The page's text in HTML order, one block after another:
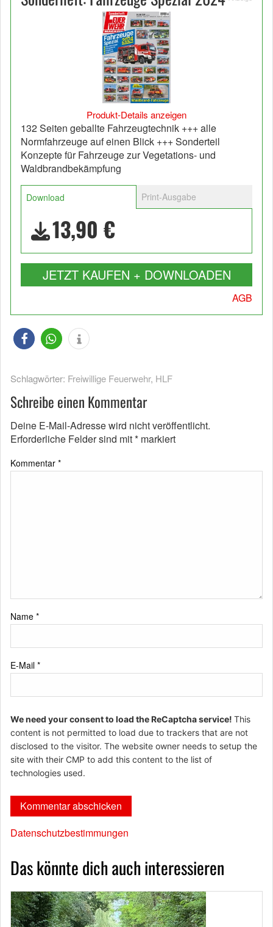
Produkt-Details anzeigen
132 Seiten geballte Fahrzeugtechnik +++ alle
Normfahrzeuge auf einen Blick +++ Sonderteil
Konzepte für Fahrzeuge zur Vegetations- und
Waldbrandbekämpfung
Download Print-Ausgabe
13,90 €
JETZT KAUFEN + DOWNLOADEN
AGB
Schlagwörter: Freiwillige Feuerwehr, HLF
Schreibe einen Kommentar
Deine E-Mail-Adresse wird nicht veröffentlicht.
Erforderliche Felder sind mit* markiert
Kommentar *
Name *
E-Mail *
We need your consent to load the ReCaptcha service! This
content is not permitted to load due to trackers that are not
disclosed to the visitor. The website owner needs to setup the
site with their CMP to add this content to the list of
technologies used.
Datenschutzbestimmungen
Das könnte dich auch interessieren